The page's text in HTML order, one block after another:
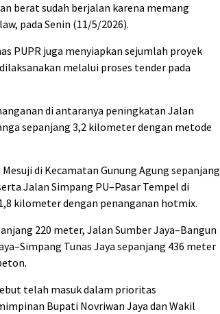
berat sudah berjalan karena memang
pada Senin (11/5/2026).
PUPR juga menyiapkan sejumlah proyek
melalui proses tender pada
di antaranya peningkatan Jalan
sepanjang 3,2 kilometer dengan metode
di Kecamatan Gunung Agung sepanjang
Jalan Simpang PU–Pasar Tempel di
kilometer dengan penanganan hotmix.
220 meter, Jalan Sumber Jaya–Bangun
Tunas Jaya sepanjang 436 meter
telah masuk dalam prioritas
Bupati Novriwan Jaya dan Wakil